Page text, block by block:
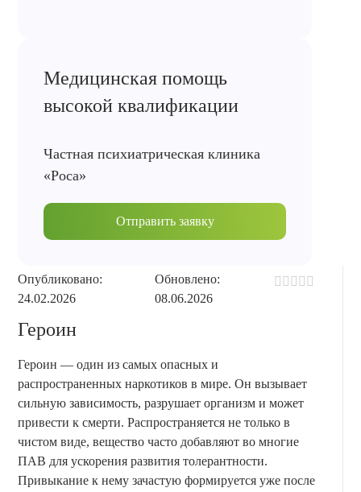
Опубликовано:
24.02.2026
Обновлено:
08.06.2026
Героин
Героин — один из самых опасных и
распространенных наркотиков в мире. Он вызывает
сильную зависимость, разрушает организм и может
привести к смерти. Распространяется не только в
чистом виде, вещество часто добавляют во многие
ПАВ для ускорения развития толерантности.
Привыкание к нему зачастую формируется уже после
Медицинская помощь
высокой квалификации
Частная психиатрическая клиника
«Роса»
Отправить заявку